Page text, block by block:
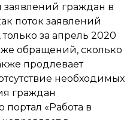
граждан в
поток заявлений
за апрель 2020
же обращений, сколько
продлевает
необходимых
граждан
портал «Работа в